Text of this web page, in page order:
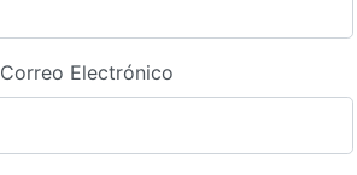
Correo Electrónico